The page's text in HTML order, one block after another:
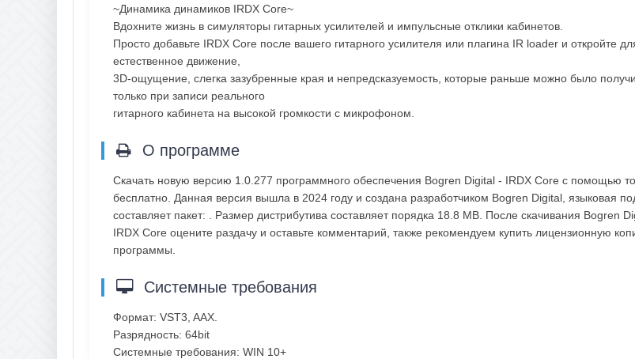
~Динамика динамиков IRDX Core~
Вдохните жизнь в симуляторы гитарных усилителей и импульсные отклики кабинетов.
Просто добавьте IRDX Core после вашего гитарного усилителя или плагина IR loader и откройте
естественное движение,
3D-ощущение, слегка зазубренные края и непредсказуемость, которые раньше можно было
только при записи реального
гитарного кабинета на высокой громкости с микрофоном.
О программе
Скачать новую версию 1.0.277 программного обеспечения Bogren Digital - IRDX Core с помощью
бесплатно. Данная версия вышла в 2024 году и создана разработчиком Bogren Digital, языковая
составляет пакет: . Размер дистрибутива составляет порядка 18.8 MB. После скачивания Bogren
IRDX Core оцените раздачу и оставьте комментарий, также рекомендуем купить лицензионную
программы.
Системные требования
Формат: VST3, AAX.
Разрядность: 64bit
Системные требования: WIN 10+